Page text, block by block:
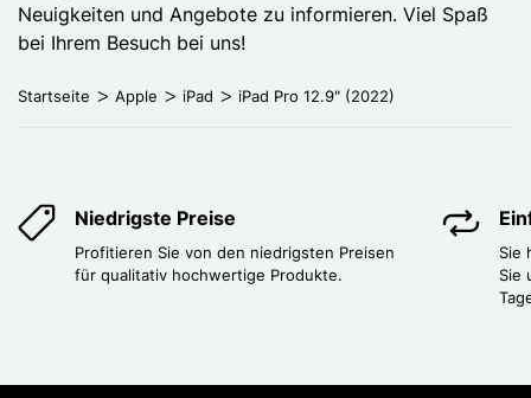
Neuigkeiten und Angebote zu informieren. Viel Spaß
bei Ihrem Besuch bei uns!
Startseite Apple iPad iPad Pro 12.9" (2022)
Niedrigste Preise
Profitieren Sie von den niedrigsten Preisen
für qualitativ hochwertige Produkte.
Sie
Sie